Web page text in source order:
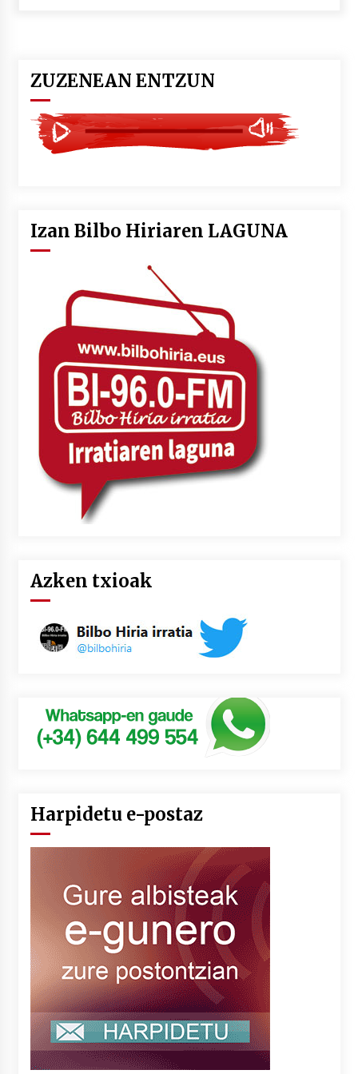
Larunbatean Plentziako Itsas Martxa ospatuko
da
2026/07/07
2026/07/07
Uribitarte40 aretoan
2026/07/03
SOINUGELA: Paul McCartney eta Ringo Starr-en
lan berriak
2026/07/03
MUSIBLA #297: Bide, Boards Of Canada, Somak,
Tiga, Twisted Teens, Underscores, Habia
2026/07/02
ZUZENEAN ENTZUN
Izan Bilbo Hiriaren LAGUNA
Azken txioak
Harpidetu e-postaz